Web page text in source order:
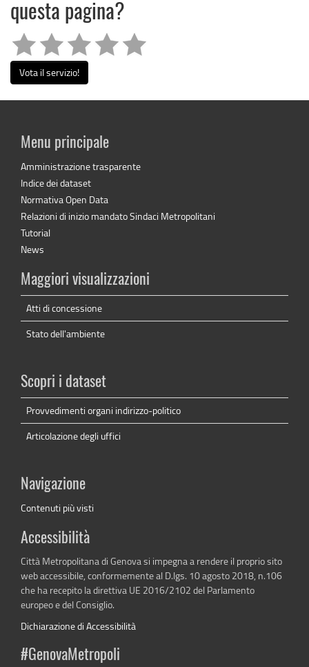
questa pagina?
Vota il servizio!
Menu principale
Amministrazione trasparente
Indice dei dataset
Normativa Open Data
Relazioni di inizio mandato Sindaci Metropolitani
Tutorial
News
Maggiori visualizzazioni
Atti di concessione
Stato dell'ambiente
Scopri i dataset
Provvedimenti organi indirizzo-politico
Articolazione degli uffici
Navigazione
Contenuti più visti
Accessibilità
Città Metropolitana di Genova si impegna a rendere il proprio sito
web accessibile, conformemente al D.lgs. 10 agosto 2018, n.106
che ha recepito la direttiva UE 2016/2102 del Parlamento
europeo e del Consiglio.
Dichiarazione di Accessibilità
#GenovaMetropoli